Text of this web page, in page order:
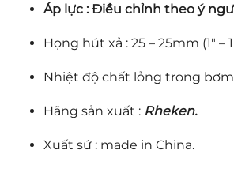
Áp lực : Điều chỉnh theo ý
Họng hút xả : 25 – 25mm (1″ –
Nhiệt độ chất lỏng trong bơm
Hãng sản xuất : Rheken.
Xuất sứ : made in China.